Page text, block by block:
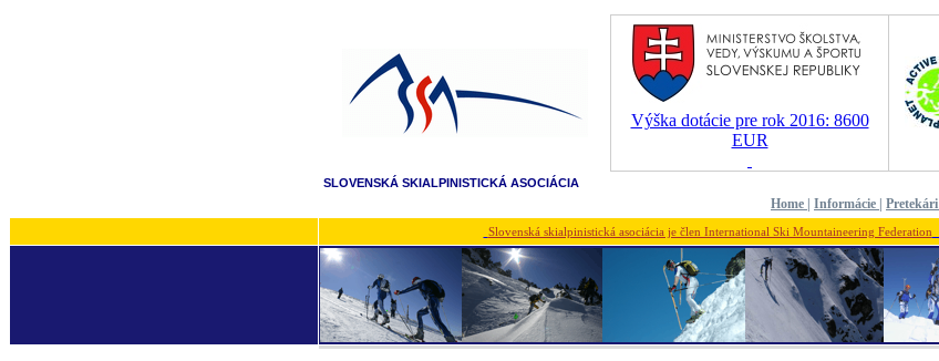
Výška dotácie pre rok 2016: 8600
EUR
SLOVENSKÁ SKIALPINISTICKÁ ASOCIÁCIA
Home Informácie Pretekári
Slovenská skialpinistická asociácia je člen International Ski Mountaineering Federation